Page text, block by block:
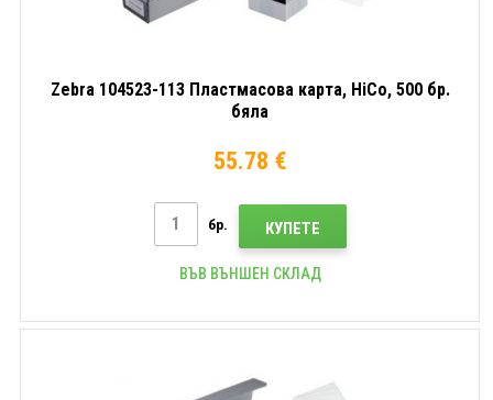
Zebra 104523-113 Пластмасова карта, HiCo, 500 бр.
бяла
55.78 €
бр. КУПЕТЕ
ВЪВ ВЪНШЕН СКЛАД